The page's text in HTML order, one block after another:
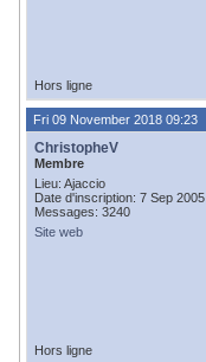
Hors ligne
Fri 09 November 2018 09:23
ChristopheV
Membre
Lieu: Ajaccio
Date d'inscription: 7 Sep 2005
Messages: 3240
Site web
Hors ligne